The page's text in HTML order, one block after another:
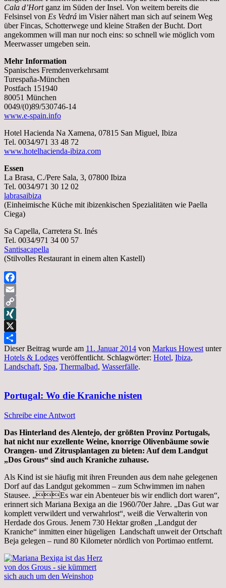
Cala d’Hortganz im Süden der Insel. Von weitem bereits die
Felsinsel von Es Vedrá im Visier nähert man sich auf seinem Weg
über Fincas, Schotterwege und kleine Straßen der Bucht. Dort
angekommen will man nur noch eins: so schnell wie möglich vom
Meerwasser umgeben sein.
Mehr Information
Spanisches Fremdenverkehrsamt
Turespaña-München
Postfach 151940
80051 München
0049/(0)89/530746-14
www.e-spain.info
Hotel Hacienda Na Xamena, 07815 San Miguel, Ibiza
Tel. 0034/971 33 48 72
www.hotelhacienda-ibiza.com
Essen
La Brasa, C./Pere Sala, 3, 07800 Ibiza
Tel. 0034/971 30 12 02
labrasaibiza
(Einheimische Küche mit ibizenkischen Spezialitäten wie Paella
Ciega)
Sa Capella, Carretera St. Inés
Tel. 0034/971 34 00 57
Santisacapella
(Stilvolles Restaurant in einem alten Kastell)
Facebook
Email
Copy
Link
XING
X
Teilen
Dieser Beitrag wurde am 11. Januar 2014 von Markus Howest unter
Hotels & Lodges veröffentlicht. Schlagwörter: Hotel, Ibiza,
Landschaft, Spa, Thermalbad, Wasserfälle.
Portugal: Wo die Kraniche nisten
Schreibe eine Antwort
Das Hinterland des Alentejo, der größten Provinz Portugals,
hat nicht nur exzellente Weine, knorrige Olivenbäume sowie
Orangen- und Zitrusplantagen zu bieten: Auf dem Landgut
„Dos Grous“ sind auch Kraniche zuhause.
Als Kind ist sie häufig mit ihren Freunden aus dem nahe gelegenen
Dorf auf das Landgut gekommen – zum Schwimmen im nahen
Stausee. „Es war ein Abenteuer bis wir endlich dort waren“,
er­innert sich Mariana Bexiga an die 1960/70er Jah­re. „Das Gut war
komplett verwildert und ver­wahr­lost“, weiß die Verwalterin von
Herdade dos Grous. Jenem 730 Hektar großen „Landgut der
Kraniche“ inmitten einer hügeligen Landschaft unweit der Ortschaft
Beja gelegen – rund 80 Kilometer nördlich von Portimao entfernt.